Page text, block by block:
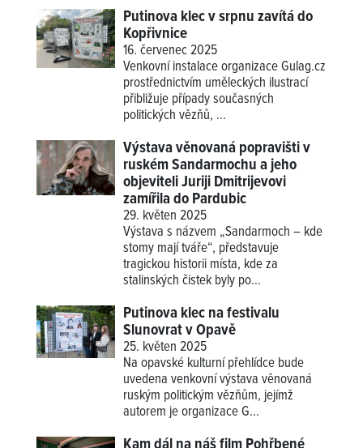
Putinova klec v srpnu zavítá do
Kopřivnice
16. červenec 2025
Venkovní instalace organizace Gulag.cz
prostřednictvím uměleckých ilustrací
přibližuje případy současných
politických vězňů, ...
Výstava věnovaná popravišti v
ruském Sandarmochu a jeho
objeviteli Juriji Dmitrijevovi
zamířila do Pardubic
29. květen 2025
Výstava s názvem „Sandarmoch – kde
stomy mají tváře“, představuje
tragickou historii místa, kde za
stalinských čistek byly po...
Putinova klec na festivalu
Slunovrat v Opavě
25. květen 2025
Na opavské kulturní přehlídce bude
uvedena venkovní výstava věnovaná
ruským politickým vězňům, jejímž
autorem je organizace G...